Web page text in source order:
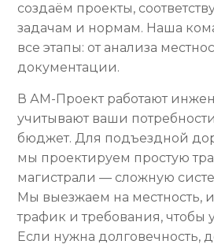
создаём проекты,
задачам и нормам. Наша
все этапы: от анализа
документации.
В АМ-Проект работают
учитывают ваши
бюджет. Для подъездной
мы проектируем простую
магистрали — сложную
Мы выезжаем на местность,
трафик и требования, чтобы
Если нужна долговечность,